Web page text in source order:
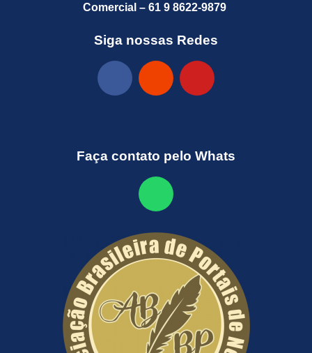
Comercial – 61 9 8622-9879
Siga nossas Redes
Faça contato pelo Whats